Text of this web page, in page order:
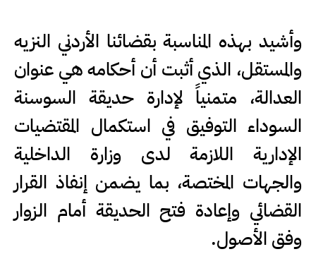
وأشيد بهذه المناسبة بقضائنا الأردني النزيه
والمستقل، الذي أثبت أن أحكامه هي عنوان
العدالة، متمنياً لإدارة حديقة السوسنة
السوداء التوفيق في استكمال المقتضيات
الإدارية اللازمة لدى وزارة الداخلية
والجهات المختصة، بما يضمن إنفاذ القرار
القضائي وإعادة فتح الحديقة أمام الزوار
وفق الأصول.